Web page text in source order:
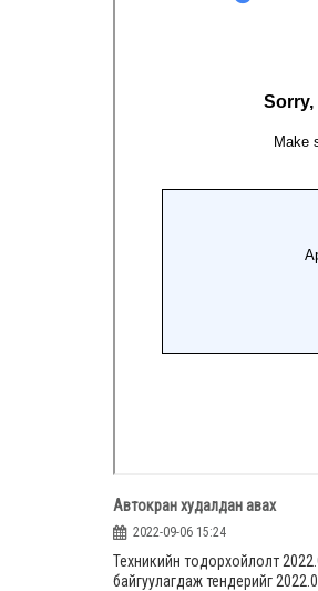
Автокран худалдан авах
2022-09-06 15:24
Техникийн тодорхойлолт
байгуулагдаж тендерийг